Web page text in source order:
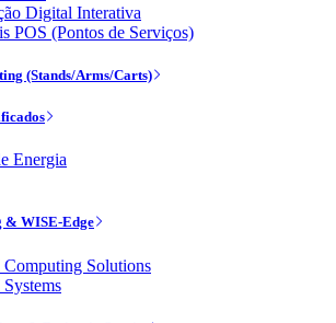
Digital Interativa
POS (Pontos de Serviços)
(Stands/Arms/Carts)
Energia
& WISE-Edge
Solutions